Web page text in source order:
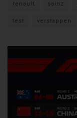
renault sainz
test verstappen